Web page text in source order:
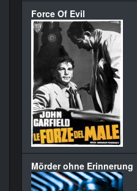
Force Of Evil
Mörder ohne Erinnerung